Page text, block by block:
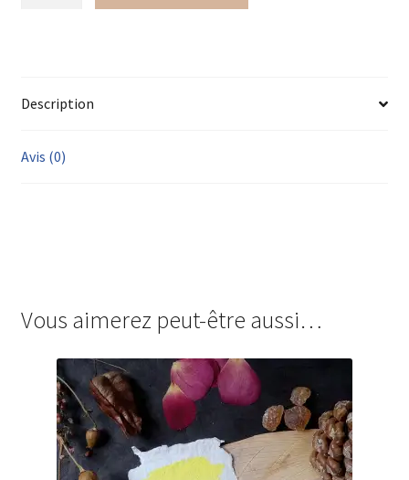
Description
Avis (0)
Vous aimerez peut-être aussi…